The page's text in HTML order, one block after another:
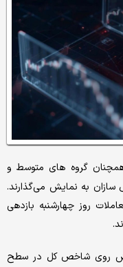
گروه های متوسط و
به نمایش می‌گذارند.
روز چهارشنبه بازدهی
روی شاخص کل در سطح